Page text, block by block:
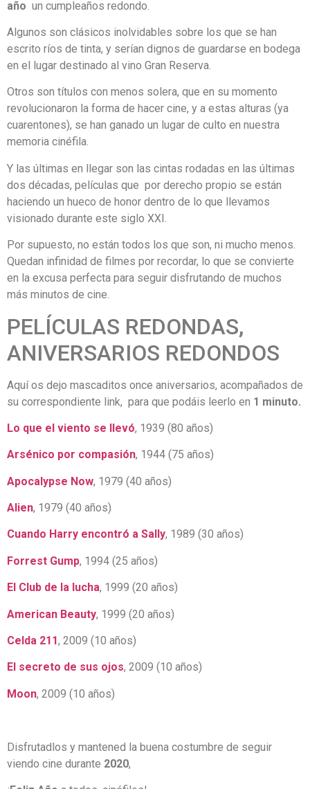
año un cumpleaños redondo.
Algunos son clásicos inolvidables sobre los que se han
escrito ríos de tinta, y serían dignos de guardarse en bodega
en el lugar destinado al vino Gran Reserva.
Otros son títulos con menos solera, que en su momento
revolucionaron la forma de hacer cine, y a estas alturas (ya
cuarentones), se han ganado un lugar de culto en nuestra
memoria cinéfila.
Y las últimas en llegar son las cintas rodadas en las últimas
dos décadas, películas que por derecho propio se están
haciendo un hueco de honor dentro de lo que llevamos
visionado durante este siglo XXI.
Por supuesto, no están todos los que son, ni mucho menos.
Quedan infinidad de filmes por recordar, lo que se convierte
en la excusa perfecta para seguir disfrutando de muchos
más minutos de cine.
PELÍCULAS REDONDAS,
ANIVERSARIOS REDONDOS
Aquí os dejo mascaditos once aniversarios, acompañados de
su correspondiente link, para que podáis leerlo en 1 minuto.
Lo que el viento se llevó, 1939 (80 años)
Arsénico por compasión, 1944 (75 años)
Apocalypse Now, 1979 (40 años)
Alien, 1979 (40 años)
Cuando Harry encontró a Sally, 1989 (30 años)
Forrest Gump, 1994 (25 años)
El Club de la lucha, 1999 (20 años)
American Beauty, 1999 (20 años)
Celda 211, 2009 (10 años)
El secreto de sus ojos, 2009 (10 años)
Moon, 2009 (10 años)
Disfrutadlos y mantened la buena costumbre de seguir
viendo cine durante 2020,